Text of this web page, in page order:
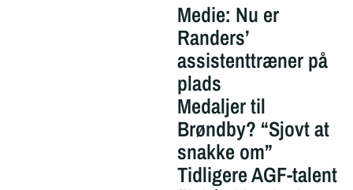
Medie: Nu er
Randers’
assistenttræner på
plads
Medaljer til
Brøndby? “Sjovt at
snakke om”
Tidligere AGF-talent